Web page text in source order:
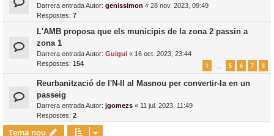
Darrera entrada Autor: genissimon « 28 nov. 2023, 09:49
Respostes: 7
L'AMB proposa que els municipis de la zona 2 passin a
zona 1
Darrera entrada Autor: Guigui « 16 oct. 2023, 23:44
Respostes: 154 1 5 6 7 8
Reurbanització de l'N-II al Masnou per convertir-la en un
passeig
Darrera entrada Autor: jgomezs « 11 jul. 2023, 11:49
Respostes: 2
Tema nou